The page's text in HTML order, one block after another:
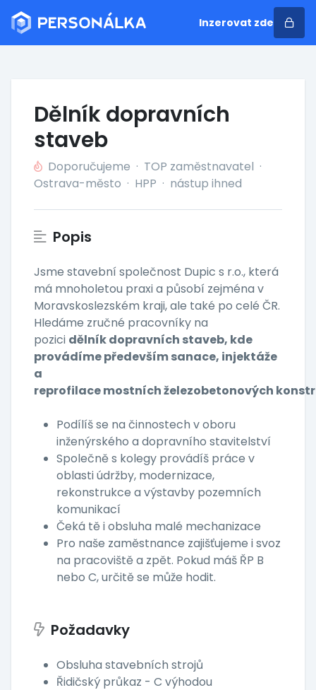
Inzerovat zde
Dělník dopravních
staveb
Doporučujeme · TOP zaměstnavatel ·
Ostrava-město · HPP · nástup ihned
Popis
Jsme stavební společnost Dupic s r.o., která
má mnoholetou praxi a působí zejména v
Moravskoslezském kraji, ale také po celé ČR.
Hledáme zručné pracovníky na
pozici dělník dopravních staveb, kde
provádíme především sanace, injektáže
a
reprofilace mostních železobetonových
Podílíš se na činnostech v oboru
inženýrského a dopravního stavitelství
Společně s kolegy provádíš práce v
oblasti údržby, modernizace,
rekonstrukce a výstavby pozemních
komunikací
Čeká tě i obsluha malé mechanizace
Pro naše zaměstnance zajišťujeme i svoz
na pracoviště a zpět. Pokud máš ŘP B
nebo C, určitě se může hodit.
Požadavky
Obsluha stavebních strojů
Řidičský průkaz - C výhodou